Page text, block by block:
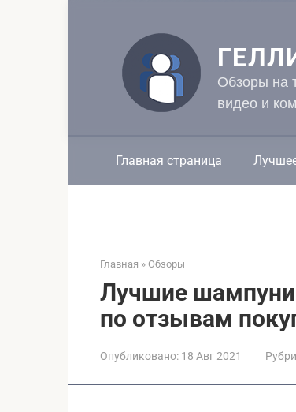
Обзоры на
видео и
Главная страница
Главная » Обзоры
Лучшие шампуни
по отзывам
Опубликовано: 18 Авг 2021